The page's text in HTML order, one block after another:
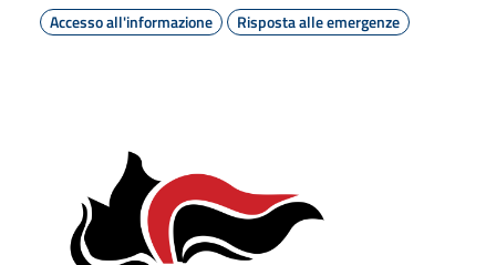
Accesso all'informazione
Risposta alle emergenze